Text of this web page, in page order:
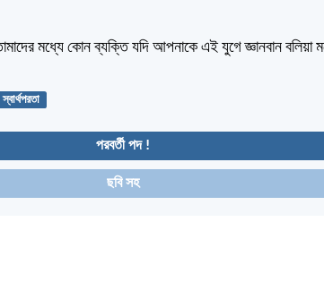
মধ্যে কোন ব্যক্তি যদি আপনাকে এই যুগে জ্ঞানবান বলিয়া
স্বার্থপরতা
পরবর্তী পদ !
ছবি সহ